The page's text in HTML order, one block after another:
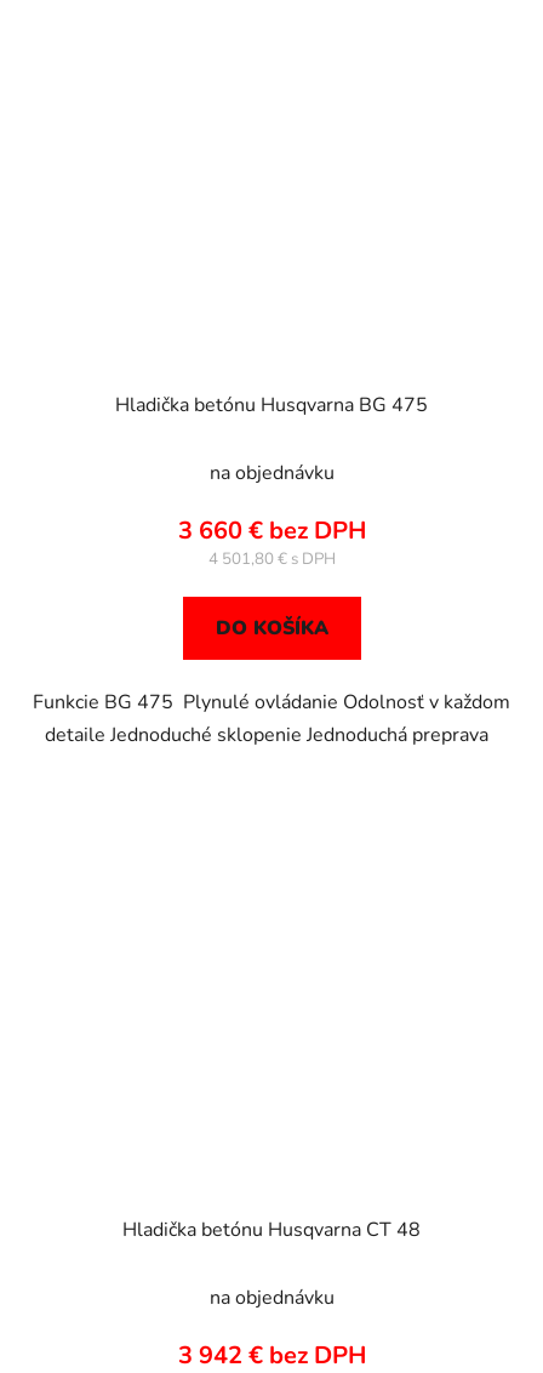
Hladička betónu Husqvarna BG 475
na objednávku
3 660 € bez DPH
4 501,80 €
DO KOŠÍKA
Funkcie BG 475 Plynulé ovládanie Odolnosť v každom
detaile Jednoduché sklopenie Jednoduchá preprava
Hladička betónu Husqvarna CT 48
na objednávku
3 942 € bez DPH